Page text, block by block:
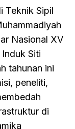
Teknik Sipil
Nasional XV
Siti
tahunan ini
peneliti,
di